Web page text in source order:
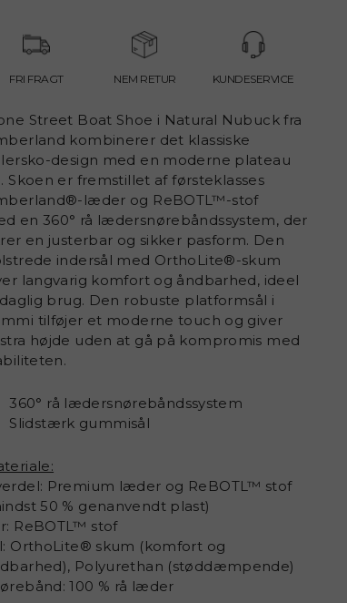
FRI FRAGT NEM RETUR KUNDESERVICE
Street Boat Shoe i Natural Nubuck fra
kombinerer det klassiske
design med en moderne plateau
Skoen er fremstillet af førsteklasses
læder og ReBOTL™-stof
en 360° rå lædersnørebåndssystem, der
en justerbar og sikker pasform. Den
indersål med OrthoLite®-skum
langvarig komfort og åndbarhed, ideel
brug. Den robuste platformsål i
tilføjer et moderne touch og giver
højde uden at gå på kompromis med
360° rå lædersnørebåndssystem
Slidstærk gummisål
Premium læder og ReBOTL™ stof
50 % genanvendt plast)
ReBOTL™ stof
OrthoLite® skum (komfort og
Polyurethan (støddæmpende)
100 % rå læder